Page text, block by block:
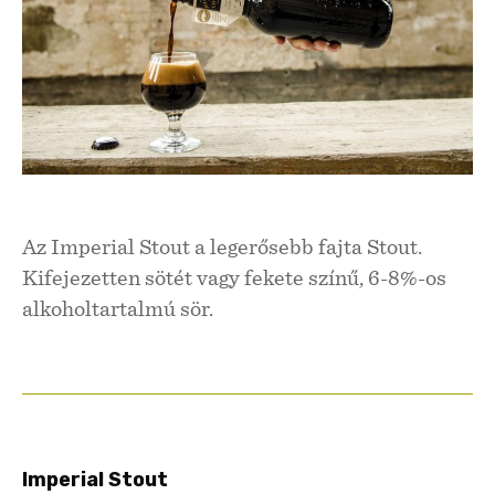
Az Imperial Stout a legerősebb fajta Stout.
Kifejezetten sötét vagy fekete színű, 6-8%-os
alkoholtartalmú sör.
Imperial Stout